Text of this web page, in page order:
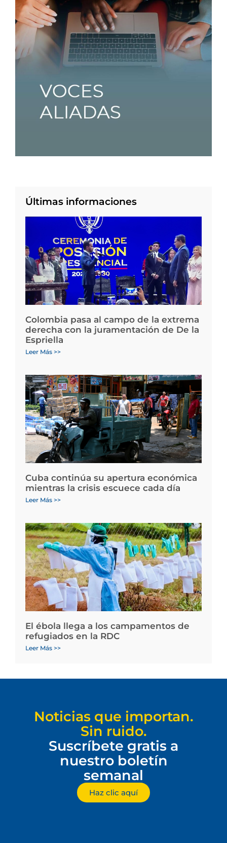
Últimas informaciones
Colombia pasa al campo de la extrema
derecha con la juramentación de De la
Espriella
Leer Más >>
Cuba continúa su apertura económica
mientras la crisis escuece cada día
Leer Más >>
El ébola llega a los campamentos de
refugiados en la RDC
Leer Más >>
Noticias que importan.
Sin ruido.
Suscríbete gratis a
nuestro boletín
semanal
Haz clic aquí